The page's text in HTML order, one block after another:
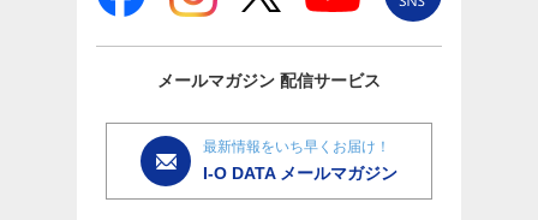
メールマガジン 配信サービス
最新情報をいち早くお届け！
I-O DATA メールマガジン